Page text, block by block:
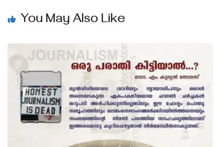
You May Also Like